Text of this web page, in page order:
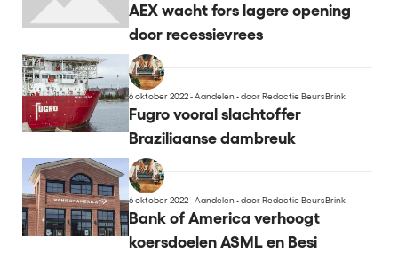
AEX wacht fors lagere opening
door recessievrees
6 oktober 2022 - Aandelen•door Redactie BeursBrink
Fugro vooral slachtoffer
Braziliaanse dambreuk
6 oktober 2022 - Aandelen•door Redactie BeursBrink
Bank of America verhoogt
koersdoelen ASML en Besi